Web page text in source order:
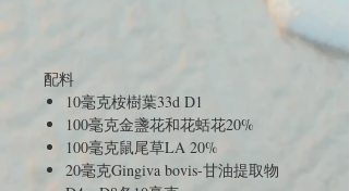
配料
10毫克桉樹葉33d D1
100毫克金盞花和花蛞花20%
100毫克鼠尾草LA 20%
20毫克Gingiva bovis-甘油提取物